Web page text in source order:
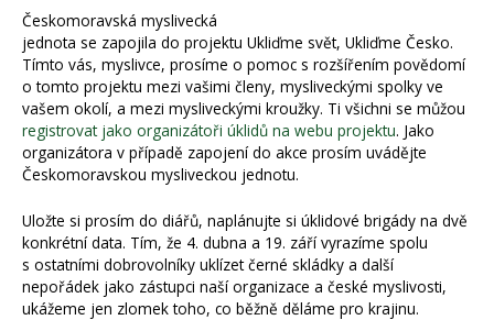
Českomoravská myslivecká
jednota se zapojila do projektu Ukliďme svět, Ukliďme Česko.
Tímto vás, myslivce, prosíme o pomoc s rozšířením povědomí
o tomto projektu mezi vašimi členy, mysliveckými spolky ve
vašem okolí, a mezi mysliveckými kroužky. Ti všichni se můžou
registrovat jako organizátoři úklidů na webu projektu. Jako
organizátora v případě zapojení do akce prosím uvádějte
Českomoravskou mysliveckou jednotu.
Uložte si prosím do diářů, naplánujte si úklidové brigády na dvě
konkrétní data. Tím, že 4. dubna a 19. září vyrazíme spolu
s ostatními dobrovolníky uklízet černé skládky a další
nepořádek jako zástupci naší organizace a české myslivosti,
ukážeme jen zlomek toho, co běžně děláme pro krajinu.